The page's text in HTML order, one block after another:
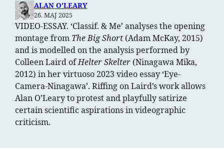
ALAN O’LEARY
26. MAJ 2025
VIDEO-ESSAY. ‘Classif. & Me’ analyses the opening
montage from The Big Short (Adam McKay, 2015)
and is modelled on the analysis performed by
Colleen Laird ofHelter Skelter (Ninagawa Mika,
2012) in her virtuoso 2023 video essay ‘Eye-
Camera-Ninagawa’. Riffing on Laird’s work allows
Alan O’Leary to protest and playfully satirize
certain scientific aspirations in videographic
criticism.